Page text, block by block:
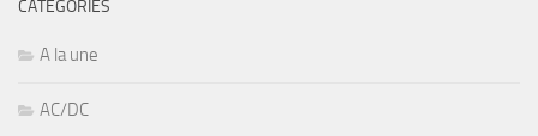
CATÉGORIES
A la une
AC/DC